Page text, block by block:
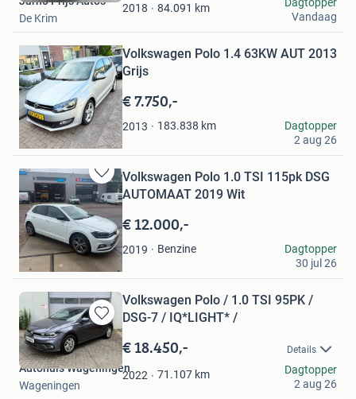
Favorieten
2018 84.091 km
De Krim
Vandaag
in
Mijn
Favorieten
Volkswagen Polo 1.4 63KW AUT 2013
Grijs
€ 7.750,-
2013 183.838 km
Omar
's-Gravenzande
Dagtopper
2 aug 26
Bewaren
in
Mijn
Favorieten
Volkswagen Polo 1.0 TSI 115pk DSG
AUTOMAAT 2019 Wit
€ 12.000,-
2019 Benzine
sennaveer
Beverwijk
Dagtopper
30 jul 26
Bewaren
in
Mijn
Favorieten
Volkswagen Polo / 1.0 TSI 95PK /
DSG-7 / IQ*LIGHT* /
€ 18.450,- Details
2022 71.107 km
Autohuis Wageningen
Wageningen
Dagtopper
2 aug 26